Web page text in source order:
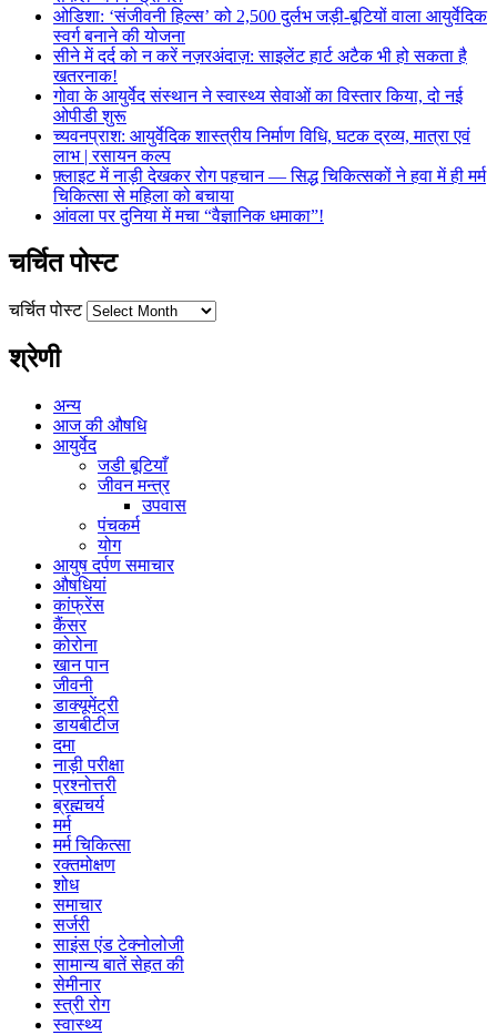
ओडिशा: ‘संजीवनी हिल्स’ को 2,500 दुर्लभ जड़ी-बूटियों वाला आयुर्वेदिक
स्वर्ग बनाने की योजना
सीने में दर्द को न करें नज़रअंदाज़: साइलेंट हार्ट अटैक भी हो सकता है
खतरनाक!
गोवा के आयुर्वेद संस्थान ने स्वास्थ्य सेवाओं का विस्तार किया, दो नई
ओपीडी शुरू
च्यवनप्राश: आयुर्वेदिक शास्त्रीय निर्माण विधि, घटक द्रव्य, मात्रा एवं
लाभ | रसायन कल्प
फ़्लाइट में नाड़ी देखकर रोग पहचान — सिद्ध चिकित्सकों ने हवा में ही मर्म
चिकित्सा से महिला को बचाया
आंवला पर दुनिया में मचा “वैज्ञानिक धमाका”!
चर्चित पोस्ट
चर्चित पोस्ट
श्रेणी
अन्य
आज की औषधि
आयुर्वेद
जडी बूटियाँ
जीवन मन्त्र
उपवास
पंचकर्म
योग
आयुष दर्पण समाचार
औषधियां
कांफ्रेंस
कैंसर
कोरोना
खान पान
जीवनी
डाक्यूमेंट्री
डायबीटीज
दमा
नाड़ी परीक्षा
प्रश्नोत्तरी
ब्रह्मचर्य
मर्म
मर्म चिकित्सा
रक्तमोक्षण
शोध
समाचार
सर्जरी
साइंस एंड टेक्नोलोजी
सामान्य बातें सेहत की
सेमीनार
स्त्री रोग
स्वास्थ्य